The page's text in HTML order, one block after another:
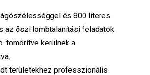
és 800 literes
az őszi lombtalanítási feladatok
tömörítve kerülnek a
területekhez professzionális